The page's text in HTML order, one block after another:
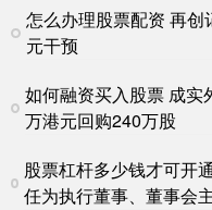
怎么办理股票配资 再
元干预
如何融资买入股票 成实
万港元回购240万股
股票杠杆多少钱才可开
任为执行董事、董事会